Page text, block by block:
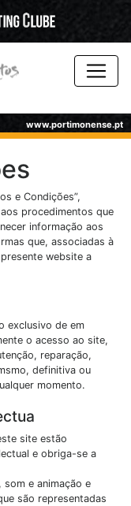
www.portimonense.pt
e Condições”,
procedimentos que
informação aos
que, associadas à
website a
exclusivo de em
o acesso ao site,
reparação,
definitiva ou
momento.
site estão
e obriga-se a
e animação e
são representadas